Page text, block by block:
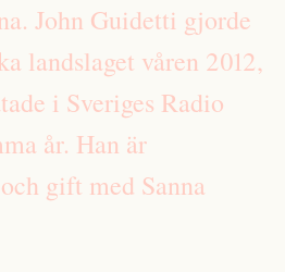
John Guidetti gjorde
landslaget våren 2012,
i Sveriges Radio
år. Han är
gift med Sanna